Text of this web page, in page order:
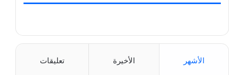
الأشهر الأخيرة تعليقات